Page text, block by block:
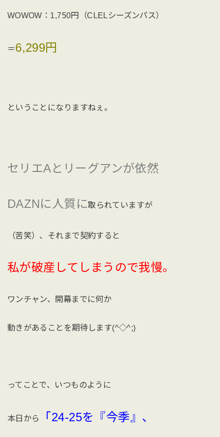
WOWOW：1,750円（CLELシーズンパス）
＝6,299円
ということになりますねぇ。
セリエAとリーグアンが依然
DAZNに人質に取られていますが
（苦笑）、それまで契約すると
私が破産してしまうので我慢。
ワンチャン、開幕までに何か
動きがあることを期待します(^◇^;)
ってことで、いつものように
本日から 「24-25を『今季』、